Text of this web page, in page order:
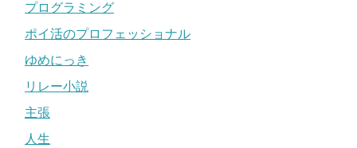
プログラミング
ポイ活のプロフェッショナル
ゆめにっき
リレー小説
主張
人生